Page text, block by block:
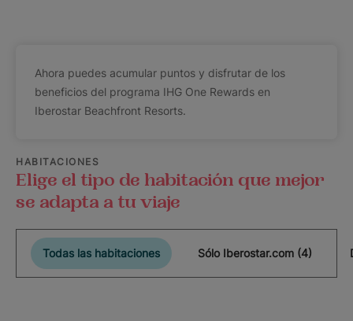
Ahora puedes acumular puntos y disfrutar de los
beneficios del programa IHG One Rewards en
Iberostar Beachfront Resorts.
HABITACIONES
Elige el tipo de habitación que mejor
se adapta a tu viaje
Todas las habitaciones Sólo Iberostar.com (4)